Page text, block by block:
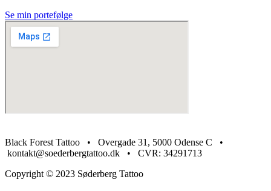
Se min portefølge
Black Forest Tattoo • Overgade 31, 5000 Odense C •
kontakt@soederbergtattoo.dk​ • CVR: 34291713
Copyright © 2023 Søderberg Tattoo